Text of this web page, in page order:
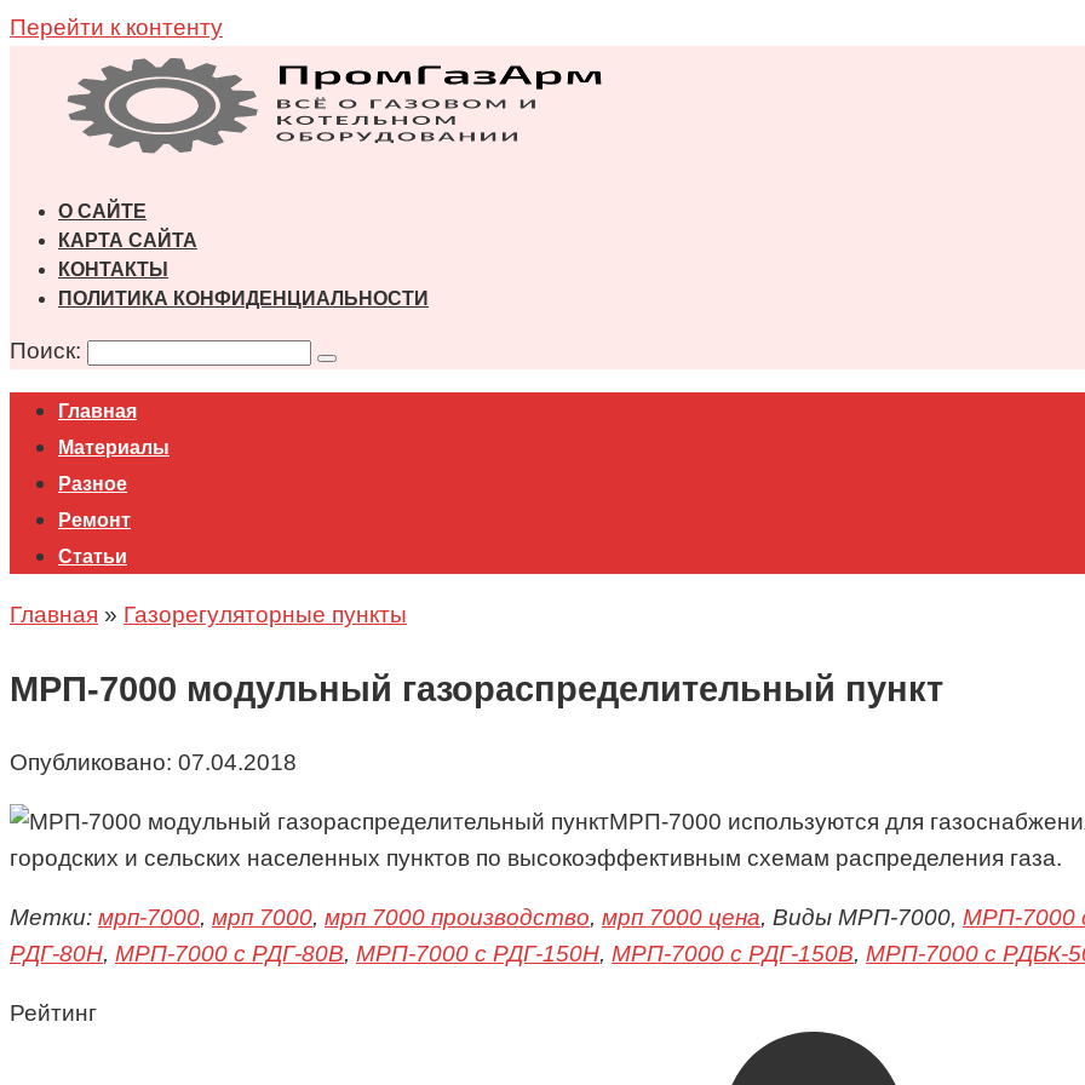
Перейти к контенту
О САЙТЕ
КАРТА САЙТА
КОНТАКТЫ
ПОЛИТИКА КОНФИДЕНЦИАЛЬНОСТИ
Поиск:
Главная
Материалы
Разное
Ремонт
Статьи
Главная » Газорегуляторные пункты
МРП-7000 модульный газораспределительный пункт
Опубликовано: 07.04.2018
МРП-7000 используются для
городских и сельских населенных пунктов по высокоэффективным схемам распределения газа.
Метки: мрп-7000, мрп 7000, мрп 7000 производство, мрп 7000 цена, Виды МРП-7000, МРП-7000
РДГ-80Н, МРП-7000 с РДГ-80В, МРП-7000 с РДГ-150Н, МРП-7000 с РДГ-150В, МРП-7000 с РДБК-
Рейтинг